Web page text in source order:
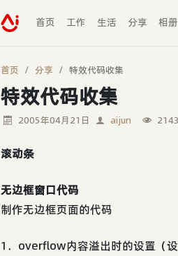
首页 工作 生活 分享 相册
首页 分享 特效代码收集
特效代码收集
2005年04月21日 aijun 2143
滚动条
无边框窗口代码
制作无边框页面的代码
1．overflow内容溢出时的设置（